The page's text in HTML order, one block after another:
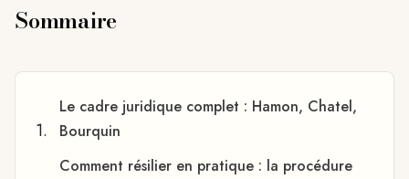
Sommaire
Le cadre juridique complet : Hamon, Chatel,
Bourquin
Comment résilier en pratique : la procédure